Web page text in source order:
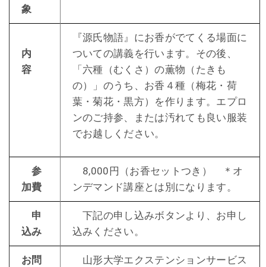
象
内
容
『源氏物語』にお香がでてくる場面に
ついての講義を行います。その後、
「六種（むくさ）の薫物（たきも
の）」のうち、お香４種（梅花・荷
葉・菊花・黒方）を作ります。エプロ
ンのご持参、または汚れても良い服装
でお越しください。
参
加費
8,000円（お香セットつき） ＊オ
ンデマンド講座とは別になります。
申
込み
下記の申し込みボタンより、お申し
込みください。
お問
山形大学エクステンションサービス